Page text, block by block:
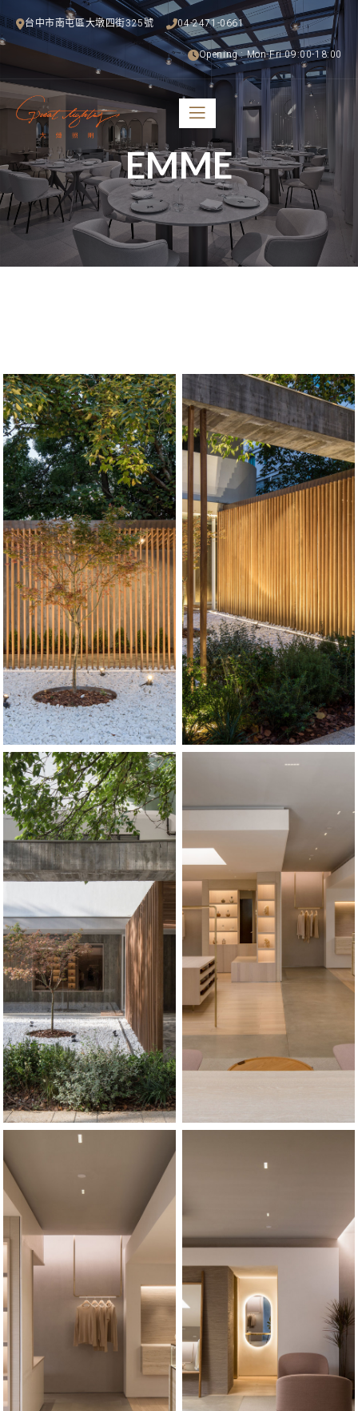
台中市南屯區大墩四街325號 04-2471-0661
Opening : Mon-Fri 09:00-18:00
EMME